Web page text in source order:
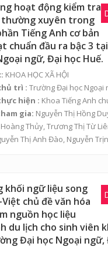
hoạt động kiểm tra
thường xuyên trong
Tiếng Anh cơ bản
chuẩn đầu ra bậc 3
ngữ, Đại học Huế.
KHOA HỌC XÃ HỘI
trì : Trường Đại học Ngoại
hiện : Khoa Tiếng Anh
gia: Nguyễn Thị Hồng
Thủy,Trương Thị Từ
Thị Anh Đào, Nguyễn
khối ngữ liệu song
chủ đề văn hóa
nguồn học liệu
du lịch cho sinh viên
Đại học Ngoại ngữ,